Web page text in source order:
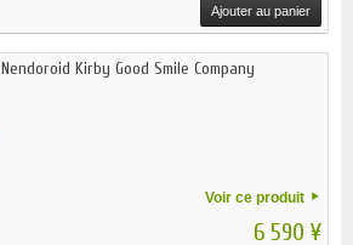
Ajouter au panier
Nendoroid Kirby Good Smile Company
Voir ce produit
6 590 ¥